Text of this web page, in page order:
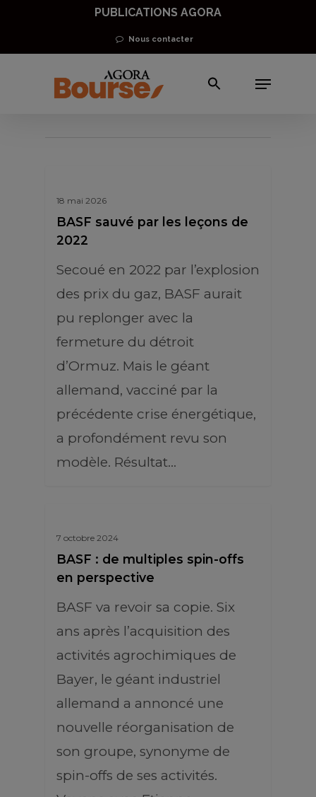
main
PUBLICATIONS AGORA
Nous contacter
Menu
BASF
18 mai 2026
BASF sauvé par les leçons de
2022
Secoué en 2022 par l’explosion
des prix du gaz, BASF aurait
pu replonger avec la
fermeture du détroit
d’Ormuz. Mais le géant
allemand, vacciné par la
précédente crise énergétique,
a profondément revu son
modèle. Résultat…
7 octobre 2024
BASF : de multiples spin-offs
en perspective
BASF va revoir sa copie. Six
ans après l’acquisition des
activités agrochimiques de
Bayer, le géant industriel
allemand a annoncé une
nouvelle réorganisation de
son groupe, synonyme de
spin-offs de ses activités.